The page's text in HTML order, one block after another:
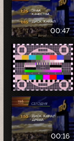
00:47
00:16